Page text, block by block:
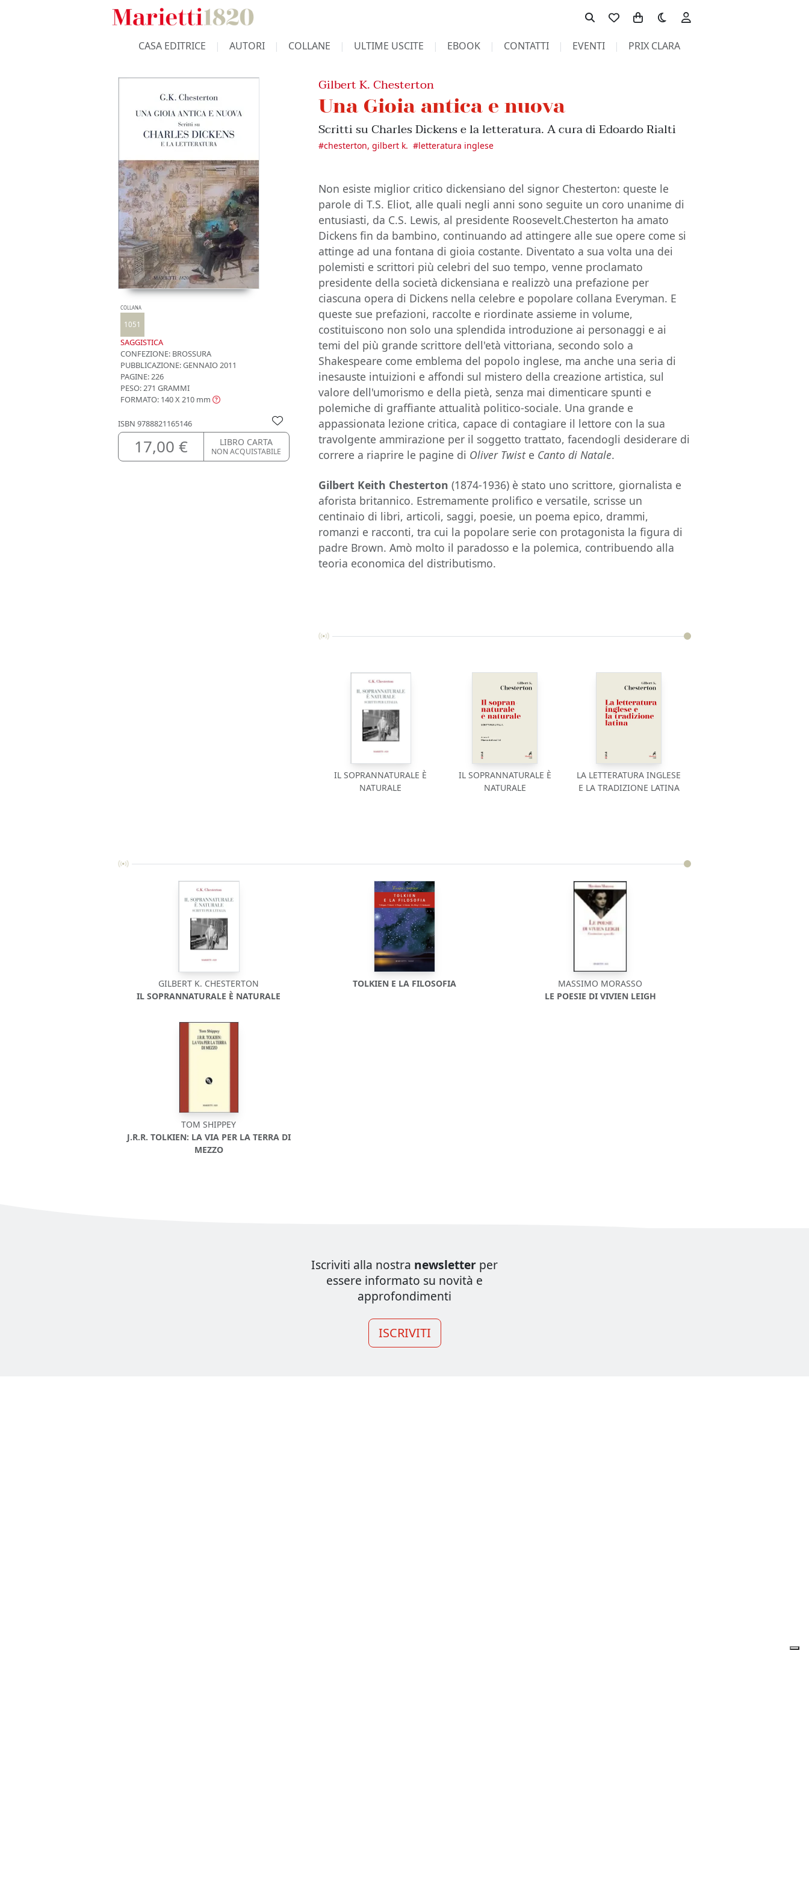
Toggle theme
CASA EDITRICE AUTORI COLLANE ULTIME USCITE EBOOK CONTATTI EVENTI PRIX CLARA
COLLANA
1051
SAGGISTICA
CONFEZIONE: BROSSURA
PUBBLICAZIONE:GENNAIO 2011
PAGINE: 226
PESO: 271 GRAMMI
FORMATO: 140 X 210 mm
ISBN 9788821165146
17,00 € LIBRO CARTA
NON ACQUISTABILE
Gilbert K. Chesterton
Una Gioia antica e nuova
Scritti su Charles Dickens e la letteratura. A cura di Edoardo Rialti
#chesterton, gilbert k. #letteratura inglese
Non esiste miglior critico dickensiano del signor Chesterton: queste le
parole di T.S. Eliot, alle quali negli anni sono seguite un coro unanime di
entusiasti, da C.S. Lewis, al presidente Roosevelt.Chesterton ha amato
Dickens fin da bambino, continuando ad attingere alle sue opere come si
attinge ad una fontana di gioia costante. Diventato a sua volta una dei
polemisti e scrittori più celebri del suo tempo, venne proclamato
presidente della società dickensiana e realizzò una prefazione per
ciascuna opera di Dickens nella celebre e popolare collana Everyman. E
queste sue prefazioni, raccolte e riordinate assieme in volume,
costituiscono non solo una splendida introduzione ai personaggi e ai
temi del più grande scrittore dell'età vittoriana, secondo solo a
Shakespeare come emblema del popolo inglese, ma anche una seria di
inesauste intuizioni e affondi sul mistero della creazione artistica, sul
valore dell'umorismo e della pietà, senza mai dimenticare spunti e
polemiche di graffiante attualità politico-sociale. Una grande e
appassionata lezione critica, capace di contagiare il lettore con la sua
travolgente ammirazione per il soggetto trattato, facendogli desiderare di
correre a riaprire le pagine di Oliver Twiste Canto di Natale.
Gilbert Keith Chesterton (1874-1936) è stato uno scrittore, giornalista e
aforista britannico. Estremamente prolifico e versatile, scrisse un
centinaio di libri, articoli, saggi, poesie, un poema epico, drammi,
romanzi e racconti, tra cui la popolare serie con protagonista la figura di
padre Brown. Amò molto il paradosso e la polemica, contribuendo alla
teoria economica del distributismo.
IL SOPRANNATURALE È
NATURALE
IL SOPRANNATURALE È
NATURALE
LA LETTERATURA INGLESE
E LA TRADIZIONE LATINA
GILBERT K. CHESTERTON
IL SOPRANNATURALE È NATURALE
TOLKIEN E LA FILOSOFIA
MASSIMO MORASSO
LE POESIE DI VIVIEN LEIGH
TOM SHIPPEY
J.R.R. TOLKIEN: LA VIA PER LA TERRA DI
MEZZO
Iscriviti alla nostra newsletter per
essere informato su novità e
approfondimenti
ISCRIVITI